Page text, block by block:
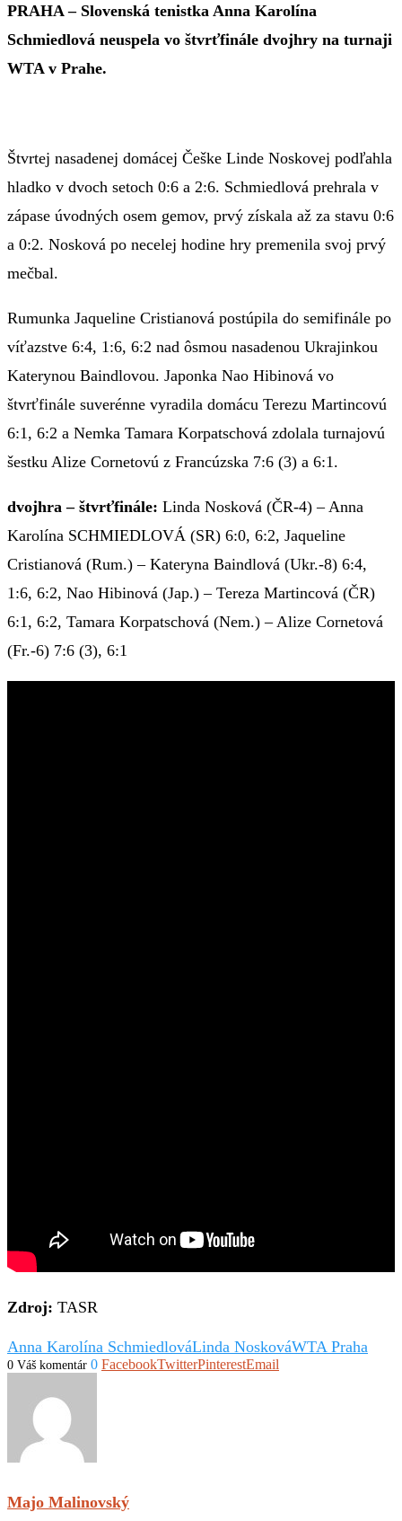
PRAHA – Slovenská tenistka Anna Karolína
Schmiedlová neuspela vo štvrťfinále dvojhry na turnaji
WTA v Prahe.
Štvrtej nasadenej domácej Češke Linde Noskovej podľahla
hladko v dvoch setoch 0:6 a 2:6. Schmiedlová prehrala v
zápase úvodných osem gemov, prvý získala až za stavu 0:6
a 0:2. Nosková po necelej hodine hry premenila svoj prvý
mečbal.
Rumunka Jaqueline Cristianová postúpila do semifinále po
víťazstve 6:4, 1:6, 6:2 nad ôsmou nasadenou Ukrajinkou
Katerynou Baindlovou. Japonka Nao Hibinová vo
štvrťfinále suverénne vyradila domácu Terezu Martincovú
6:1, 6:2 a Nemka Tamara Korpatschová zdolala turnajovú
šestku Alize Cornetovú z Francúzska 7:6 (3) a 6:1.
dvojhra – štvrťfinále: Linda Nosková (ČR-4) – Anna
Karolína SCHMIEDLOVÁ (SR) 6:0, 6:2, Jaqueline
Cristianová (Rum.) – Kateryna Baindlová (Ukr.-8) 6:4,
1:6, 6:2, Nao Hibinová (Jap.) – Tereza Martincová (ČR)
6:1, 6:2, Tamara Korpatschová (Nem.) – Alize Cornetová
(Fr.-6) 7:6 (3), 6:1
Zdroj: TASR
Anna Karolína SchmiedlováLinda NoskováWTA Praha
0 Váš komentár 0 FacebookTwitterPinterestEmail
Majo Malinovský